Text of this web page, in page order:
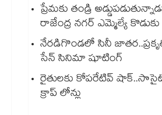
ప్రేమకు తండ్రి
రాజేంద్ర నగర్ ఎమ్మెల్యే కొడుకు
నేరడిగొండలో సినీ
సేన్ సినిమా షూటింగ్
రైతులకు కోపరేటివ్
క్రాప్ లోన్లు